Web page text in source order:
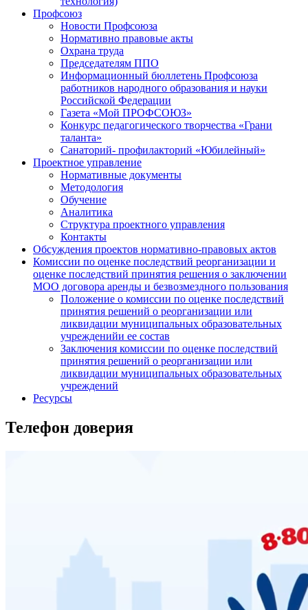
Профсоюз
Новости Профсоюза
Нормативно правовые акты
Охрана труда
Председателям ППО
Информационный бюллетень Профсоюза
работников народного образования и науки
Российской Федерации
Газета «Мой ПРОФСОЮЗ»
Конкурс педагогического творчества «Грани
таланта»
Санаторий- профилакторий «Юбилейный»
Проектное управление
Нормативные документы
Методология
Обучение
Аналитика
Структура проектного управления
Контакты
Обсуждения проектов нормативно-правовых актов
Комиссии по оценке последствий реорганизации и
оценке последствий принятия решения о заключении
МОО договора аренды и безвозмездного пользования
Положение о комиссии по оценке последствий
принятия решений о реорганизации или
ликвидации муниципальных образовательных
учрежденийи ее состав
Заключения комиссии по оценке последствий
принятия решений о реорганизации или
ликвидации муниципальных образовательных
учреждений
Ресурсы
Телефон доверия